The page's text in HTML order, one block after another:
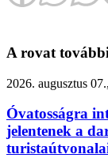
A rovat
2026. augusztus
Óvatosságra
jelentenek a